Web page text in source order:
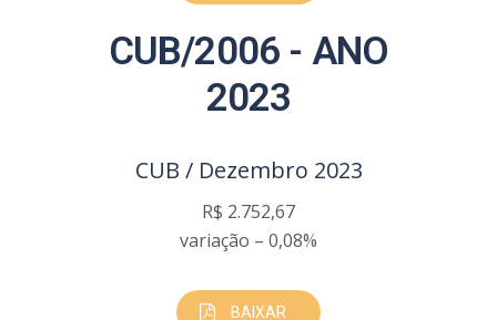
CUB/2006 - ANO
2023
CUB / Dezembro 2023
R$ 2.752,67
variação – 0,08%
BAIXAR